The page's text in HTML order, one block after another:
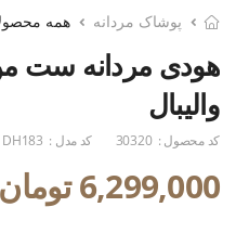
پوشاک مردانه همه
هودی مردانه ست
والیبال
کد محصول : 30320 کد مدل : DH183
6,299,000 تومان